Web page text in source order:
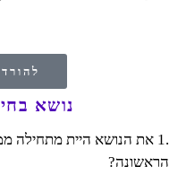
נושא
.1 את הנושא היית מתחילה
הראשונה?